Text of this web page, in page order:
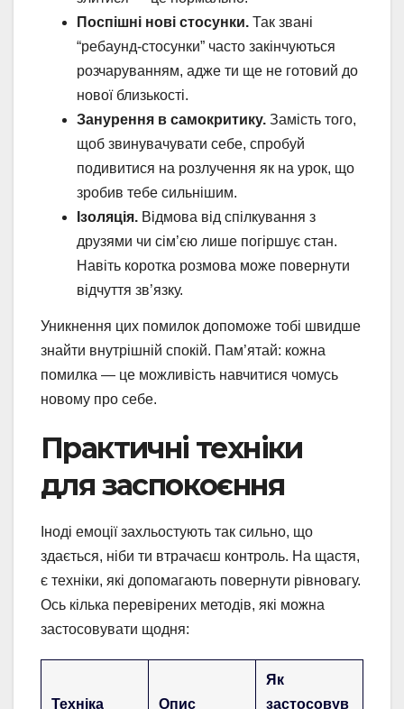
Поспішні нові стосунки. Так звані
“ребаунд-стосунки” часто закінчуються
розчаруванням, адже ти ще не готовий до
нової близькості.
Занурення в самокритику. Замість того,
щоб звинувачувати себе, спробуй
подивитися на розлучення як на урок, що
зробив тебе сильнішим.
Ізоляція. Відмова від спілкування з
друзями чи сім’єю лише погіршує стан.
Навіть коротка розмова може повернути
відчуття зв’язку.
Уникнення цих помилок допоможе тобі швидше
знайти внутрішній спокій. Пам’ятай: кожна
помилка — це можливість навчитися чомусь
новому про себе.
Практичні техніки
для заспокоєння
Іноді емоції захльостують так сильно, що
здається, ніби ти втрачаєш контроль. На щастя,
є техніки, які допомагають повернути рівновагу.
Ось кілька перевірених методів, які можна
застосовувати щодня:
Техніка Опис
Як
застосовув